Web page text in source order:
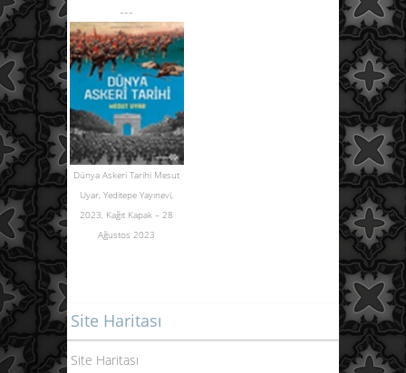
---
Dünya Askeri Tarihi Mesut
Uyar, Yeditepe Yayınevi,
2023, Kağıt Kapak – 28
Ağustos 2023
Site Haritası
Site Haritası